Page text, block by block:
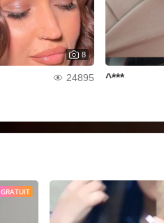
8
24895 ^***
GRATUIT